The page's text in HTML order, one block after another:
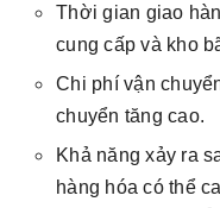
Thời gian giao
cung cấp và kho
Chi phí vận
chuyển tăng cao.
Khả năng xảy ra
hàng hóa có thể